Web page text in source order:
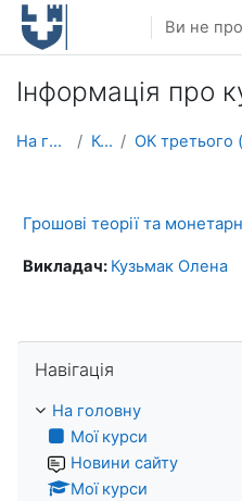
Перейти до головного вмісту
Ви не
Інформація про
На головну Курси
Грошові теорії та
Викладач: Кузьмак Олена
Навігація
На головну
Мої курси
Новини сайту
Мої курси